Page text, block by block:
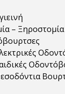
– Ξηροστομία